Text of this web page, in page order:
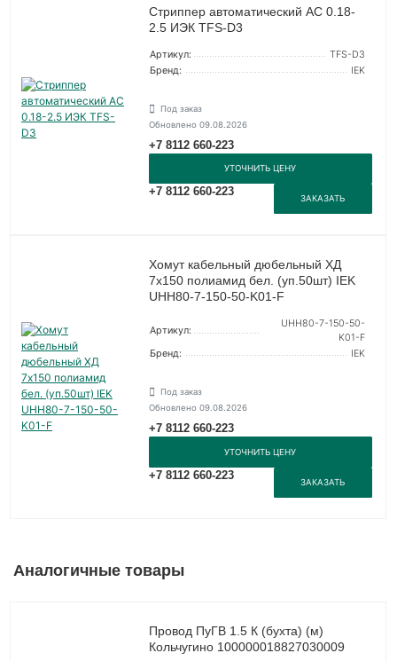
Стриппер автоматический АС 0.18-
2.5 ИЭК TFS-D3
Артикул:
TFS-D3
Бренд:
IEK
Под заказ
Обновлено 09.08.2026
+7 8112 660-223
УТОЧНИТЬ ЦЕНУ
+7 8112 660-223
ЗАКАЗАТЬ
Хомут кабельный дюбельный ХД
7х150 полиамид бел. (уп.50шт) IEK
UHH80-7-150-50-K01-F
Артикул:
UHH80-7-150-50-
K01-F
Бренд:
IEK
Под заказ
Обновлено 09.08.2026
+7 8112 660-223
УТОЧНИТЬ ЦЕНУ
+7 8112 660-223
ЗАКАЗАТЬ
Аналогичные товары
Провод ПуГВ 1.5 К (бухта) (м)
Кольчугино 100000018827030009